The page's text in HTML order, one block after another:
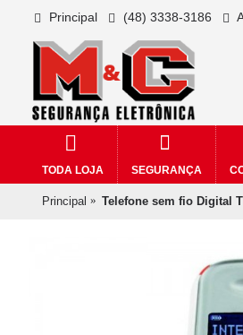
Principal (48) 3338-3186
TODA LOJA SEGURANÇA
Principal Telefone sem fio Digital